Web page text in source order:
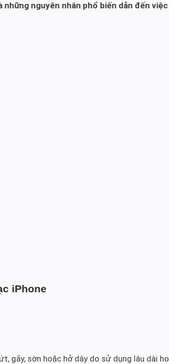
những nguyên nhân phổ biến dẫn đến
iPhone
gãy, sờn hoặc hở dây do sử dụng lâu dài